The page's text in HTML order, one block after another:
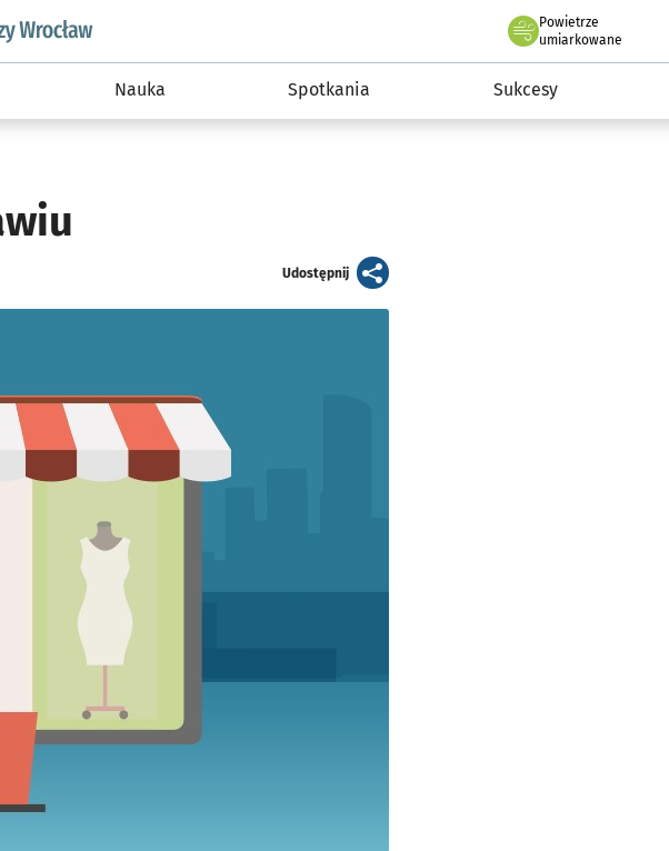
Strategia rozwoju przedsiębiorczości miasta Wrocławia
Powietrze
we Wrocławiu
umiarkowane
Nauka Spotkania Sukcesy
Udostępnijartykuł